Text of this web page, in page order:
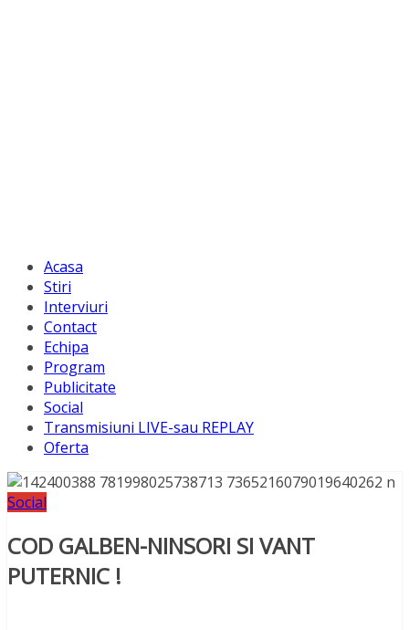
Acasa
Stiri
Interviuri
Contact
Echipa
Program
Publicitate
Social
Transmisiuni LIVE-sau REPLAY
Oferta
Social
COD GALBEN-NINSORI SI VANT
PUTERNIC !